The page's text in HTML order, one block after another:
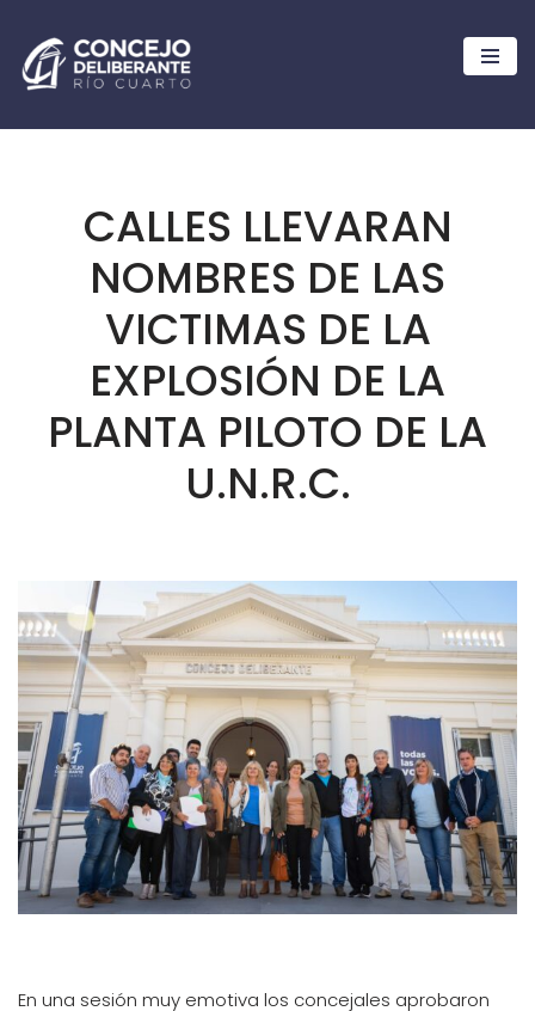
Ir
al
CALLES LLEVARAN
NOMBRES DE LAS
VICTIMAS DE LA
EXPLOSIÓN DE LA
PLANTA PILOTO DE LA
U.N.R.C.
En una sesión muy emotiva los concejales aprobaron